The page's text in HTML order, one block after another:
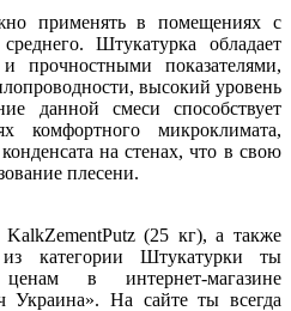
применять в помещениях с
Штукатурка обладает
прочностными показателями,
высокий уровень
данной смеси способствует
комфортного микроклимата,
на стенах, что в свою
плесени.
(25 кг), а также
категории Штукатурки ты
в интернет-магазине
Украина». На сайте ты всегда